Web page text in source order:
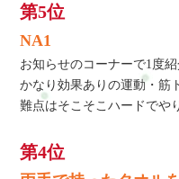
第5位
NA1
お知らせのコーナーで1度
かなり効果ありの運動・筋
難点はそこそこハードでや
第4位